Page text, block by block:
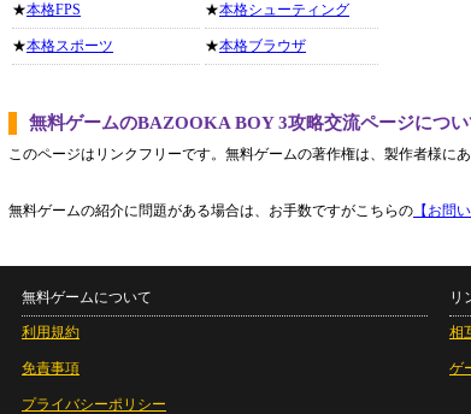
★本格FPS
★本格スポーツ
★本格シューティング
★本格ブラウザ
無料ゲームのBAZOOKA BOY 3攻略交流ページについ
このページはリンクフリーです。無料ゲームの著作権は、製作者様にあ
無料ゲームの紹介に問題がある場合は、お手数ですがこちらの 【お問
無料ゲームについて
利用規約
免責事項
プライバシーポリシー
リ
相
ゲ